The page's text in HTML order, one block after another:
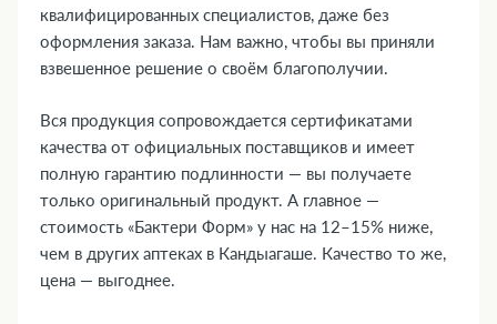
квалифицированных специалистов, даже без
оформления заказа. Нам важно, чтобы вы приняли
взвешенное решение о своём благополучии.
Вся продукция сопровождается сертификатами
качества от официальных поставщиков и имеет
полную гарантию подлинности — вы получаете
только оригинальный продукт. А главное —
стоимость «Бактери Форм» у нас на 12–15% ниже,
чем в других аптеках в Кандыагаше. Качество то же,
цена — выгоднее.